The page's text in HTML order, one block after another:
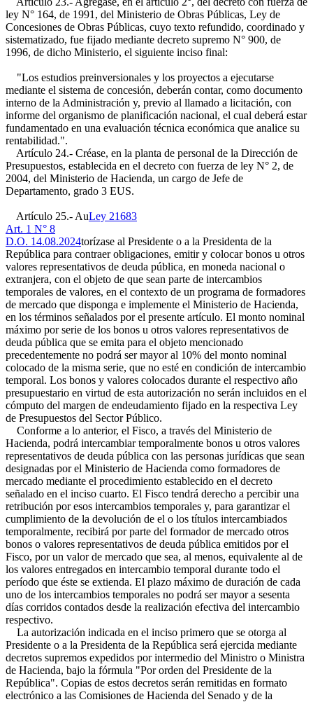
ley N° 164, de 1991, del Ministerio de Obras Públicas, Ley de
Concesiones de Obras Públicas, cuyo texto refundido, coordinado y
sistematizado, fue fijado mediante decreto supremo N° 900, de
1996, de dicho Ministerio, el siguiente inciso final:
"Los estudios preinversionales y los proyectos a ejecutarse
mediante el sistema de concesión, deberán contar, como documento
interno de la Administración y, previo al llamado a licitación, con
informe del organismo de planificación nacional, el cual deberá estar
fundamentado en una evaluación técnica económica que analice su
rentabilidad.".
Artículo 24.- Créase, en la planta de personal de la Dirección de
Presupuestos, establecida en el decreto con fuerza de ley N° 2, de
2004, del Ministerio de Hacienda, un cargo de Jefe de
Departamento, grado 3 EUS.
Artículo 25.- AuLey 21683
Art. 1 N° 8
D.O. 14.08.2024torízase al Presidente o a la Presidenta de la
República para contraer obligaciones, emitir y colocar bonos u otros
valores representativos de deuda pública, en moneda nacional o
extranjera, con el objeto de que sean parte de intercambios
temporales de valores, en el contexto de un programa de formadores
de mercado que disponga e implemente el Ministerio de Hacienda,
en los términos señalados por el presente artículo. El monto nominal
máximo por serie de los bonos u otros valores representativos de
deuda pública que se emita para el objeto mencionado
precedentemente no podrá ser mayor al 10% del monto nominal
colocado de la misma serie, que no esté en condición de intercambio
temporal. Los bonos y valores colocados durante el respectivo año
presupuestario en virtud de esta autorización no serán incluidos en el
cómputo del margen de endeudamiento fijado en la respectiva Ley
de Presupuestos del Sector Público.
Conforme a lo anterior, el Fisco, a través del Ministerio de
Hacienda, podrá intercambiar temporalmente bonos u otros valores
representativos de deuda pública con las personas jurídicas que sean
designadas por el Ministerio de Hacienda como formadores de
mercado mediante el procedimiento establecido en el decreto
señalado en el inciso cuarto. El Fisco tendrá derecho a percibir una
retribución por esos intercambios temporales y, para garantizar el
cumplimiento de la devolución de el o los títulos intercambiados
temporalmente, recibirá por parte del formador de mercado otros
bonos o valores representativos de deuda pública emitidos por el
Fisco, por un valor de mercado que sea, al menos, equivalente al de
los valores entregados en intercambio temporal durante todo el
período que éste se extienda. El plazo máximo de duración de cada
uno de los intercambios temporales no podrá ser mayor a sesenta
días corridos contados desde la realización efectiva del intercambio
respectivo.
La autorización indicada en el inciso primero que se otorga al
Presidente o a la Presidenta de la República será ejercida mediante
decretos supremos expedidos por intermedio del Ministro o Ministra
de Hacienda, bajo la fórmula "Por orden del Presidente de la
República". Copias de estos decretos serán remitidas en formato
electrónico a las Comisiones de Hacienda del Senado y de la